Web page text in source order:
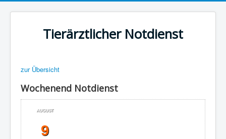
Tierärztlicher Notdienst
zur Übersicht
Wochenend Notdienst
AUGUST
9